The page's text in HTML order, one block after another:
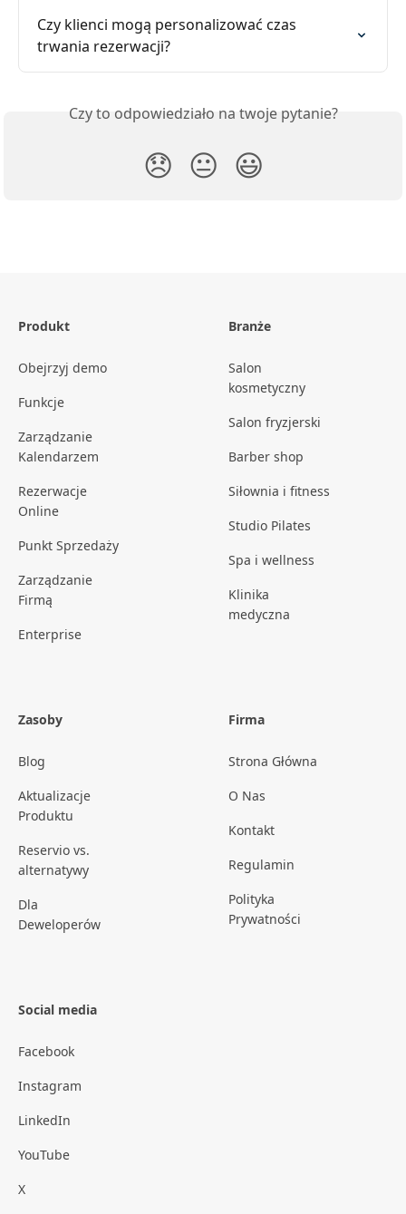
Czy klienci mogą personalizować czas
trwania rezerwacji?
Czy to odpowiedziało na twoje pytanie?
😞 😐 😃
Produkt
Obejrzyj demo
Funkcje
Zarządzanie
Kalendarzem
Rezerwacje
Online
Punkt Sprzedaży
Zarządzanie
Firmą
Enterprise
Branże
Salon
kosmetyczny
Salon fryzjerski
Barber shop
Siłownia i fitness
Studio Pilates
Spa i wellness
Klinika
medyczna
Zasoby
Blog
Aktualizacje
Produktu
Reservio vs.
alternatywy
Dla
Deweloperów
Firma
Strona Główna
O Nas
Kontakt
Regulamin
Polityka
Prywatności
Social media
Facebook
Instagram
LinkedIn
YouTube
X